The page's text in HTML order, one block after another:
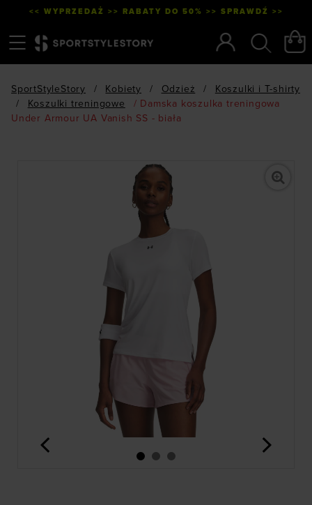
<< WYPRZEDAŻ >> RABATY DO 50% >> SPRAWDŹ >>
SportStyleStory / Kobiety / Odzież /
Koszulki i T-shirty
/
Koszulki treningowe / Damska koszulka treningowa
Under Armour UA Vanish SS - biała
<